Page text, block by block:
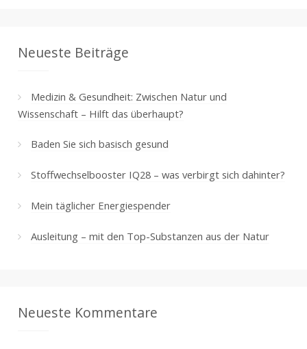
Neueste Beiträge
Medizin & Gesundheit: Zwischen Natur und
Wissenschaft – Hilft das überhaupt?
Baden Sie sich basisch gesund
Stoffwechselbooster IQ28 – was verbirgt sich dahinter?
Mein täglicher Energiespender
Ausleitung – mit den Top-Substanzen aus der Natur
Neueste Kommentare